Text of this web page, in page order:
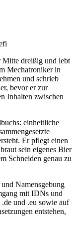
Mitte dreißig und lebt
Mechatroniker in
und schrieb
bevor er zur
Inhalten zwischen
einheitliche
Er pflegt einen
sein eigenes Bier
Schneiden genau zu
Namensgebung
mit IDNs und
und .eu sowie auf
entstehen,